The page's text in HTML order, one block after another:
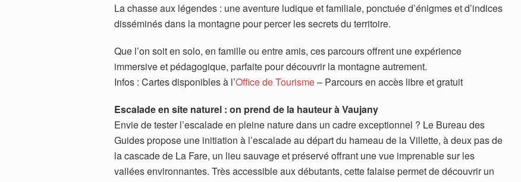
La chasse aux légendes : une aventure ludique et familiale, ponctuée d’énigmes et d’indices
disséminés dans la montagne pour percer les secrets du territoire.
Que l’on soit en solo, en famille ou entre amis, ces parcours offrent une expérience
immersive et pédagogique, parfaite pour découvrir la montagne autrement.
Infos : Cartes disponibles à l’Office de Tourisme– Parcours en accès libre et gratuit
Escalade en site naturel : on prend de la hauteur à Vaujany
Envie de tester l’escalade en pleine nature dans un cadre exceptionnel ? Le Bureau des
Guides propose une initiation à l’escalade au départ du hameau de la Villette, à deux pas de
la cascade de La Fare, un lieu sauvage et préservé offrant une vue imprenable sur les
vallées environnantes. Très accessible aux débutants, cette falaise permet de découvrir un